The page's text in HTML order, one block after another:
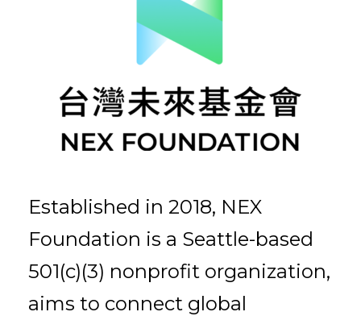
Established in 2018, NEX
Foundation is a Seattle-based
501(c)(3) nonprofit organization,
aims to connect global